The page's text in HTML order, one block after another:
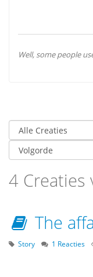
Well, some people
4 Creaties
The
Story 1 Reacties